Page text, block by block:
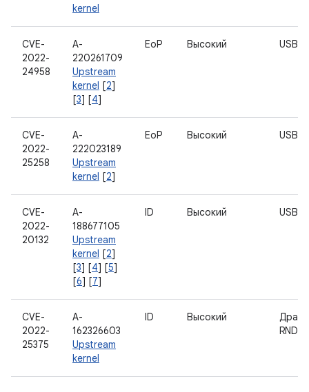
kernel
CVE-
2022-
24958
A-
220261709
Upstream
kernel [2]
[3] [4]
EoP Высокий USB
CVE-
2022-
25258
A-
222023189
Upstream
kernel [2]
EoP Высокий USB
CVE-
2022-
20132
A-
188677105
Upstream
kernel [2]
[3] [4] [5]
[6] [7]
ID Высокий USB
CVE-
2022-
25375
A-
162326603
Upstream
kernel
ID Высокий
RNDIS